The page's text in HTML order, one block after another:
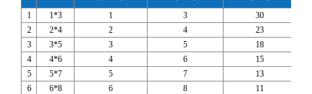
1 1*3 1 3
30
2
2*4 2 4
23
3
3*5 3 5
18
4
4*6 4 6
15
5
5*7 5 7
13
6
6*8 6 8
11